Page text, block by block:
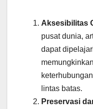
Aksesibilitas
pusat dunia,
dapat
lintas batas.
Preservasi